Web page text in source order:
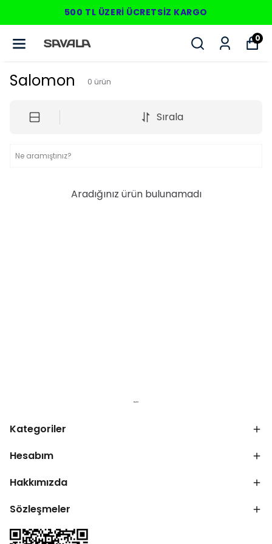
500 TL ÜZERI ÜCRETSIZ KARGO
0
Salomon 0 ürün
Sırala
Aradığınız ürün bulunamadı
Kategoriler
Hesabım
Hakkımızda
Sözleşmeler